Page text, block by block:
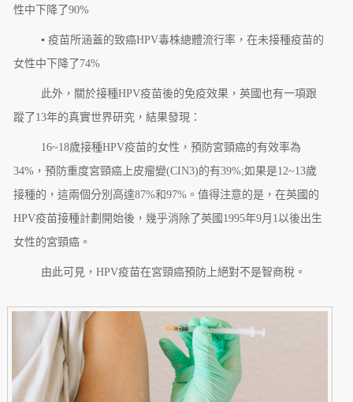
性中下降了90%
▪ 疫苗所涵蓋的致癌HPV毒株總體流行率，在未接種疫苗的
女性中下降了74%
此外，關於接種HPV疫苗後的免疫效果，英國也有一項跟
蹤了13年的真實世界研究，結果發現：
16~18歲接種HPV疫苗的女性，預防宮頸癌的有效率為
34%，預防重度宮頸癌上皮瘤變(CIN3)的有39%;如果是12~13歲
接種的，這兩個分別高達87%和97%。值得注意的是，在英國的
HPV疫苗接種計劃開始後，幾乎消除了英國1995年9月1以後出生
女性的宮頸癌。
由此可見，HPV疫苗在宮頸癌預防上絕對不是智商稅。